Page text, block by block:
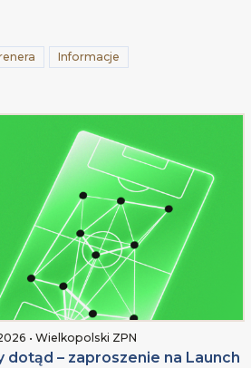
Informacje
• Wielkopolski ZPN
dotąd – zaproszenie na Launch